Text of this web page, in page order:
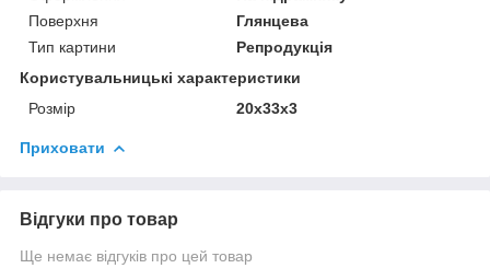
Поверхня
Глянцева
Тип картини
Репродукція
Користувальницькі характеристики
Розмір
20х33х3
Приховати
Відгуки про товар
Ще немає відгуків про цей товар